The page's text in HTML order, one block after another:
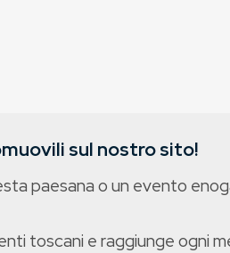
sul nostro sito!
paesana o un evento
toscani e raggiunge ogni